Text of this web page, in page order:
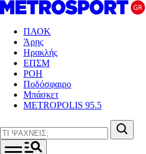
ΠΑΟΚ
Άρης
Ηρακλής
ΕΠΣΜ
ΡΟΗ
Ποδόσφαιρο
Μπάσκετ
METROPOLIS 95.5